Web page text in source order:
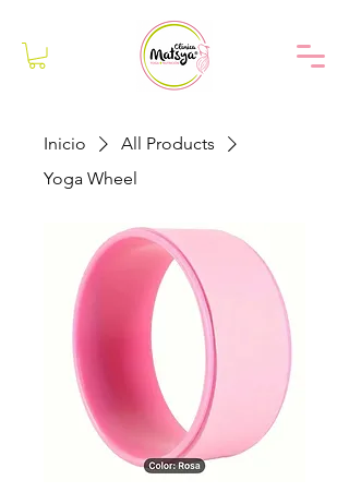
Inicio
All Products
Yoga Wheel